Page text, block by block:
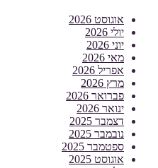
אוגוסט 2026
יולי 2026
יוני 2026
מאי 2026
אפריל 2026
מרץ 2026
פברואר 2026
ינואר 2026
דצמבר 2025
נובמבר 2025
ספטמבר 2025
אוגוסט 2025